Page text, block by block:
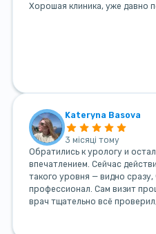
Хорошая клиника, уже давно
Kateryna Basova
3 місяці тому
Обратились к урологу и
впечатлением. Сейчас
такого уровня — видно
профессионал. Сам визит
врач тщательно всё